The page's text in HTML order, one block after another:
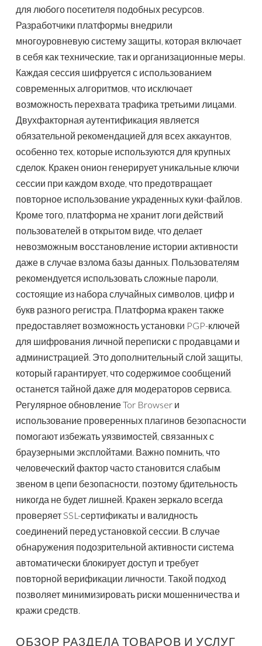
для любого посетителя подобных ресурсов.
Разработчики платформы внедрили
многоуровневую систему защиты, которая включает
в себя как технические, так и организационные меры.
Каждая сессия шифруется с использованием
современных алгоритмов, что исключает
возможность перехвата трафика третьими лицами.
Двухфакторная аутентификация является
обязательной рекомендацией для всех аккаунтов,
особенно тех, которые используются для крупных
сделок. Кракен онион генерирует уникальные ключи
сессии при каждом входе, что предотвращает
повторное использование украденных куки-файлов.
Кроме того, платформа не хранит логи действий
пользователей в открытом виде, что делает
невозможным восстановление истории активности
даже в случае взлома базы данных. Пользователям
рекомендуется использовать сложные пароли,
состоящие из набора случайных символов, цифр и
букв разного регистра. Платформа кракен также
предоставляет возможность установки PGP-ключей
для шифрования личной переписки с продавцами и
администрацией. Это дополнительный слой защиты,
который гарантирует, что содержимое сообщений
останется тайной даже для модераторов сервиса.
Регулярное обновление Tor Browser и
использование проверенных плагинов безопасности
помогают избежать уязвимостей, связанных с
браузерными эксплойтами. Важно помнить, что
человеческий фактор часто становится слабым
звеном в цепи безопасности, поэтому бдительность
никогда не будет лишней. Кракен зеркало всегда
проверяет SSL-сертификаты и валидность
соединений перед установкой сессии. В случае
обнаружения подозрительной активности система
автоматически блокирует доступ и требует
повторной верификации личности. Такой подход
позволяет минимизировать риски мошенничества и
кражи средств.
ОБЗОР РАЗДЕЛА ТОВАРОВ И УСЛУГ